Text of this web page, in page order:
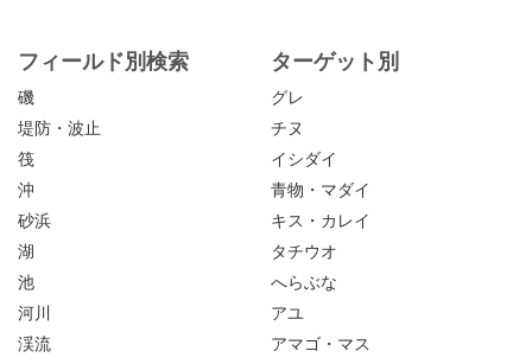
フィールド別検索
磯
堤防・波止
筏
沖
砂浜
湖
池
河川
渓流
ターゲット別
グレ
チヌ
イシダイ
青物・マダイ
キス・カレイ
タチウオ
へらぶな
アユ
アマゴ・マス